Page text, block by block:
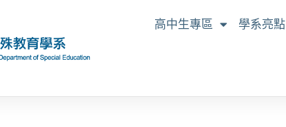
高中生專區 學系亮點